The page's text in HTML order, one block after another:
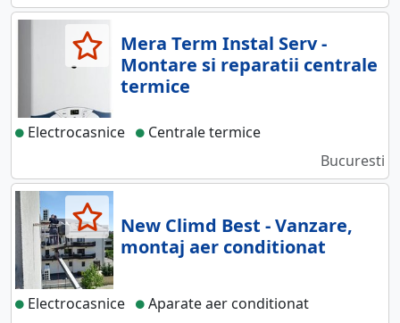
Mera Term Instal Serv -
Montare si reparatii centrale
termice
Electrocasnice
Centrale termice
Bucuresti
New Climd Best - Vanzare,
montaj aer conditionat
Electrocasnice
Aparate aer conditionat